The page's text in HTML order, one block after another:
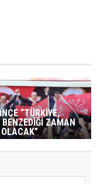
“TÜRKİYE,
BENZEDİĞİ ZAMAN